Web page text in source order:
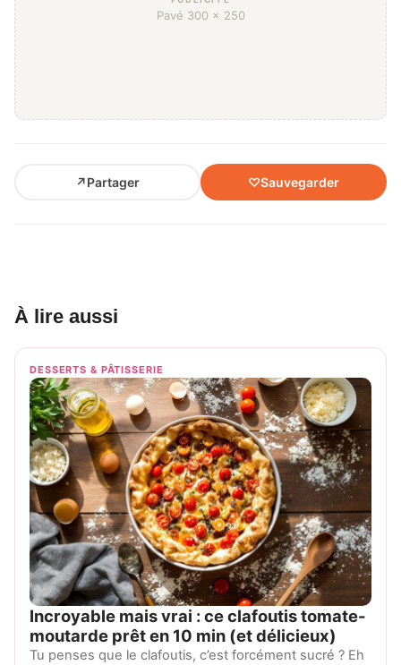
Pavé 300 × 250
↗Partager ♡Sauvegarder
À lire aussi
DESSERTS & PÂTISSERIE
Incroyable mais vrai : ce clafoutis tomate-
moutarde prêt en 10 min (et délicieux)
Tu penses que le clafoutis, c’est forcément sucré ? Eh